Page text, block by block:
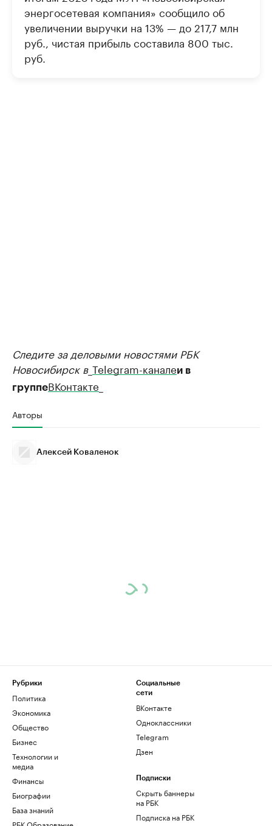
энергосетевая компания» сообщило об
увеличении выручки на 13% — до 217,7 млн
руб., чистая прибыль составила 800 тыс.
руб.
Следите за деловыми новостями РБК
Новосибирск в_ Telegram-каналеи в
группеВКонтакте
Авторы
Алексей Коваленок
Рубрики
Политика
Экономика
Общество
Бизнес
Технологии и
медиа
Финансы
Биографии
База знаний
Социальные
сети
ВКонтакте
Одноклассники
Telegram
Дзен
Подписки
Скрыть баннеры
на РБК
Подписка на РБК